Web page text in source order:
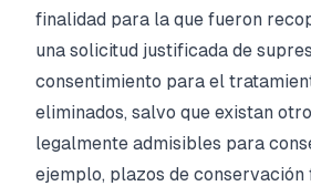
finalidad para la que fueron
una solicitud justificada de
consentimiento para el
eliminados, salvo que existan
legalmente admisibles para
ejemplo, plazos de conservación